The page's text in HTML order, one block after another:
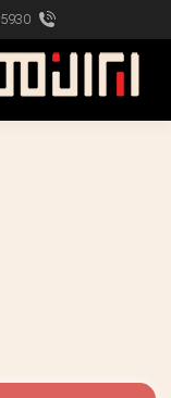
5930 017 0912